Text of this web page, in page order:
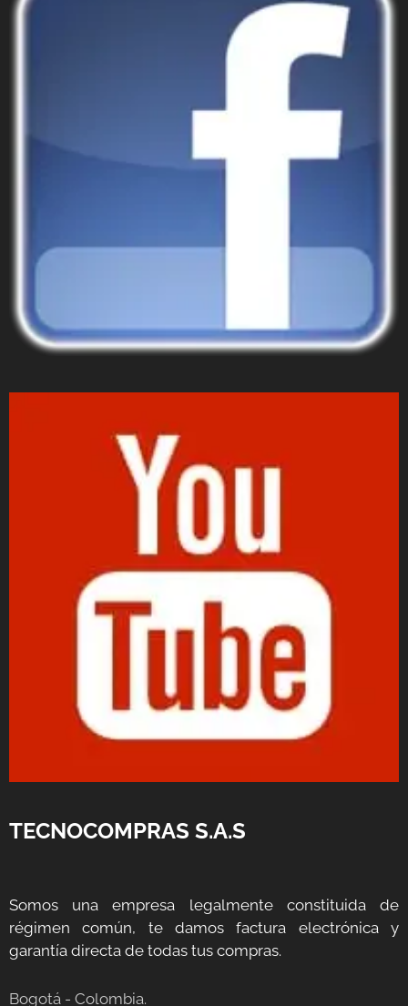
TECNOCOMPRAS S.A.S
Somos una empresa legalmente constituida de
régimen común, te damos factura electrónica y
garantía directa de todas tus compras.
Bogotá - Colombia.